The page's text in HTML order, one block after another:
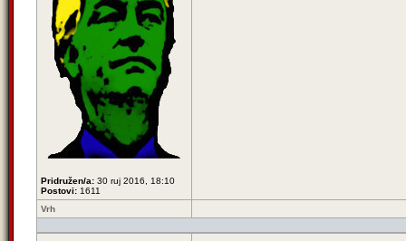
Pridružen/a: 30 ruj 2016, 18:10
Postovi: 1611
Vrh